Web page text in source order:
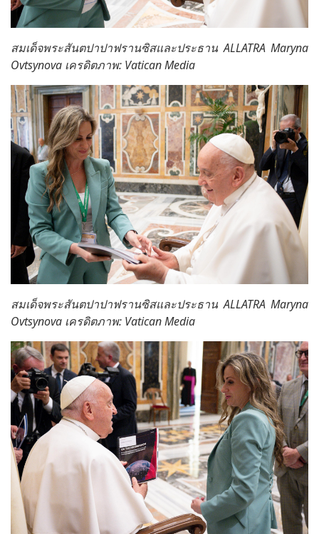
สมเด็จพระสันตปาปาฟรานซิสและประธาน ALLATRA Maryna
Ovtsynova เครดิตภาพ: Vatican Media
สมเด็จพระสันตปาปาฟรานซิสและประธาน ALLATRA Maryna
Ovtsynova เครดิตภาพ: Vatican Media